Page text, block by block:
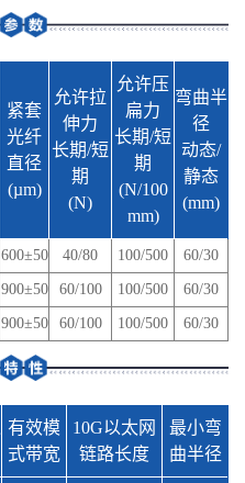
紧套
光纤
直径
(µm)
允许拉
伸力
长期/短
期
(N)
允许压
扁力
长期/短
期
(N/100
mm)
弯曲半
径
动态/
静态
(mm)
600±50 40/80 100/500 60/30
900±50 60/100 100/500 60/30
900±50 60/100 100/500 60/30
有效模
式带宽
10G以太网
链路长度
最小弯
曲半径